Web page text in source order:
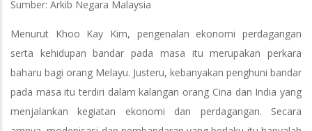
Sumber: Arkib Negara Malaysia
Menurut Khoo Kay Kim, pengenalan ekonomi perdagangan
serta kehidupan bandar pada masa itu merupakan perkara
baharu bagi orang Melayu. Justeru, kebanyakan penghuni bandar
pada masa itu terdiri dalam kalangan orang Cina dan India yang
menjalankan kegiatan ekonomi dan perdagangan. Secara